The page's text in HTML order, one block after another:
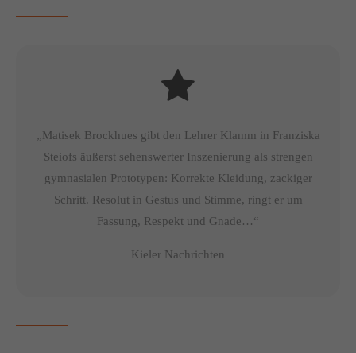
Aenean commodo ligula eget dolor. Aenean massa. Cum
sociis natoque penatibus et magnis dis parturient montes,
„Matisek Brockhues gibt den Lehrer Klamm in Franziska
Steiofs äußerst sehenswerter Inszenierung als strengen
gymnasialen Prototypen: Korrekte Kleidung, zackiger
Schritt. Resolut in Gestus und Stimme, ringt er um
Fassung, Respekt und Gnade…“
Kieler Nachrichten